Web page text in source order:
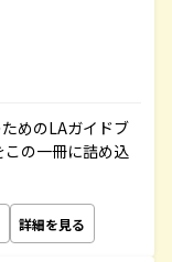
めのLAガイドブ
の一冊に詰め込
詳細を見る